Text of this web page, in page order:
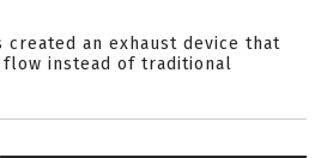
created an exhaust device that
instead of traditional